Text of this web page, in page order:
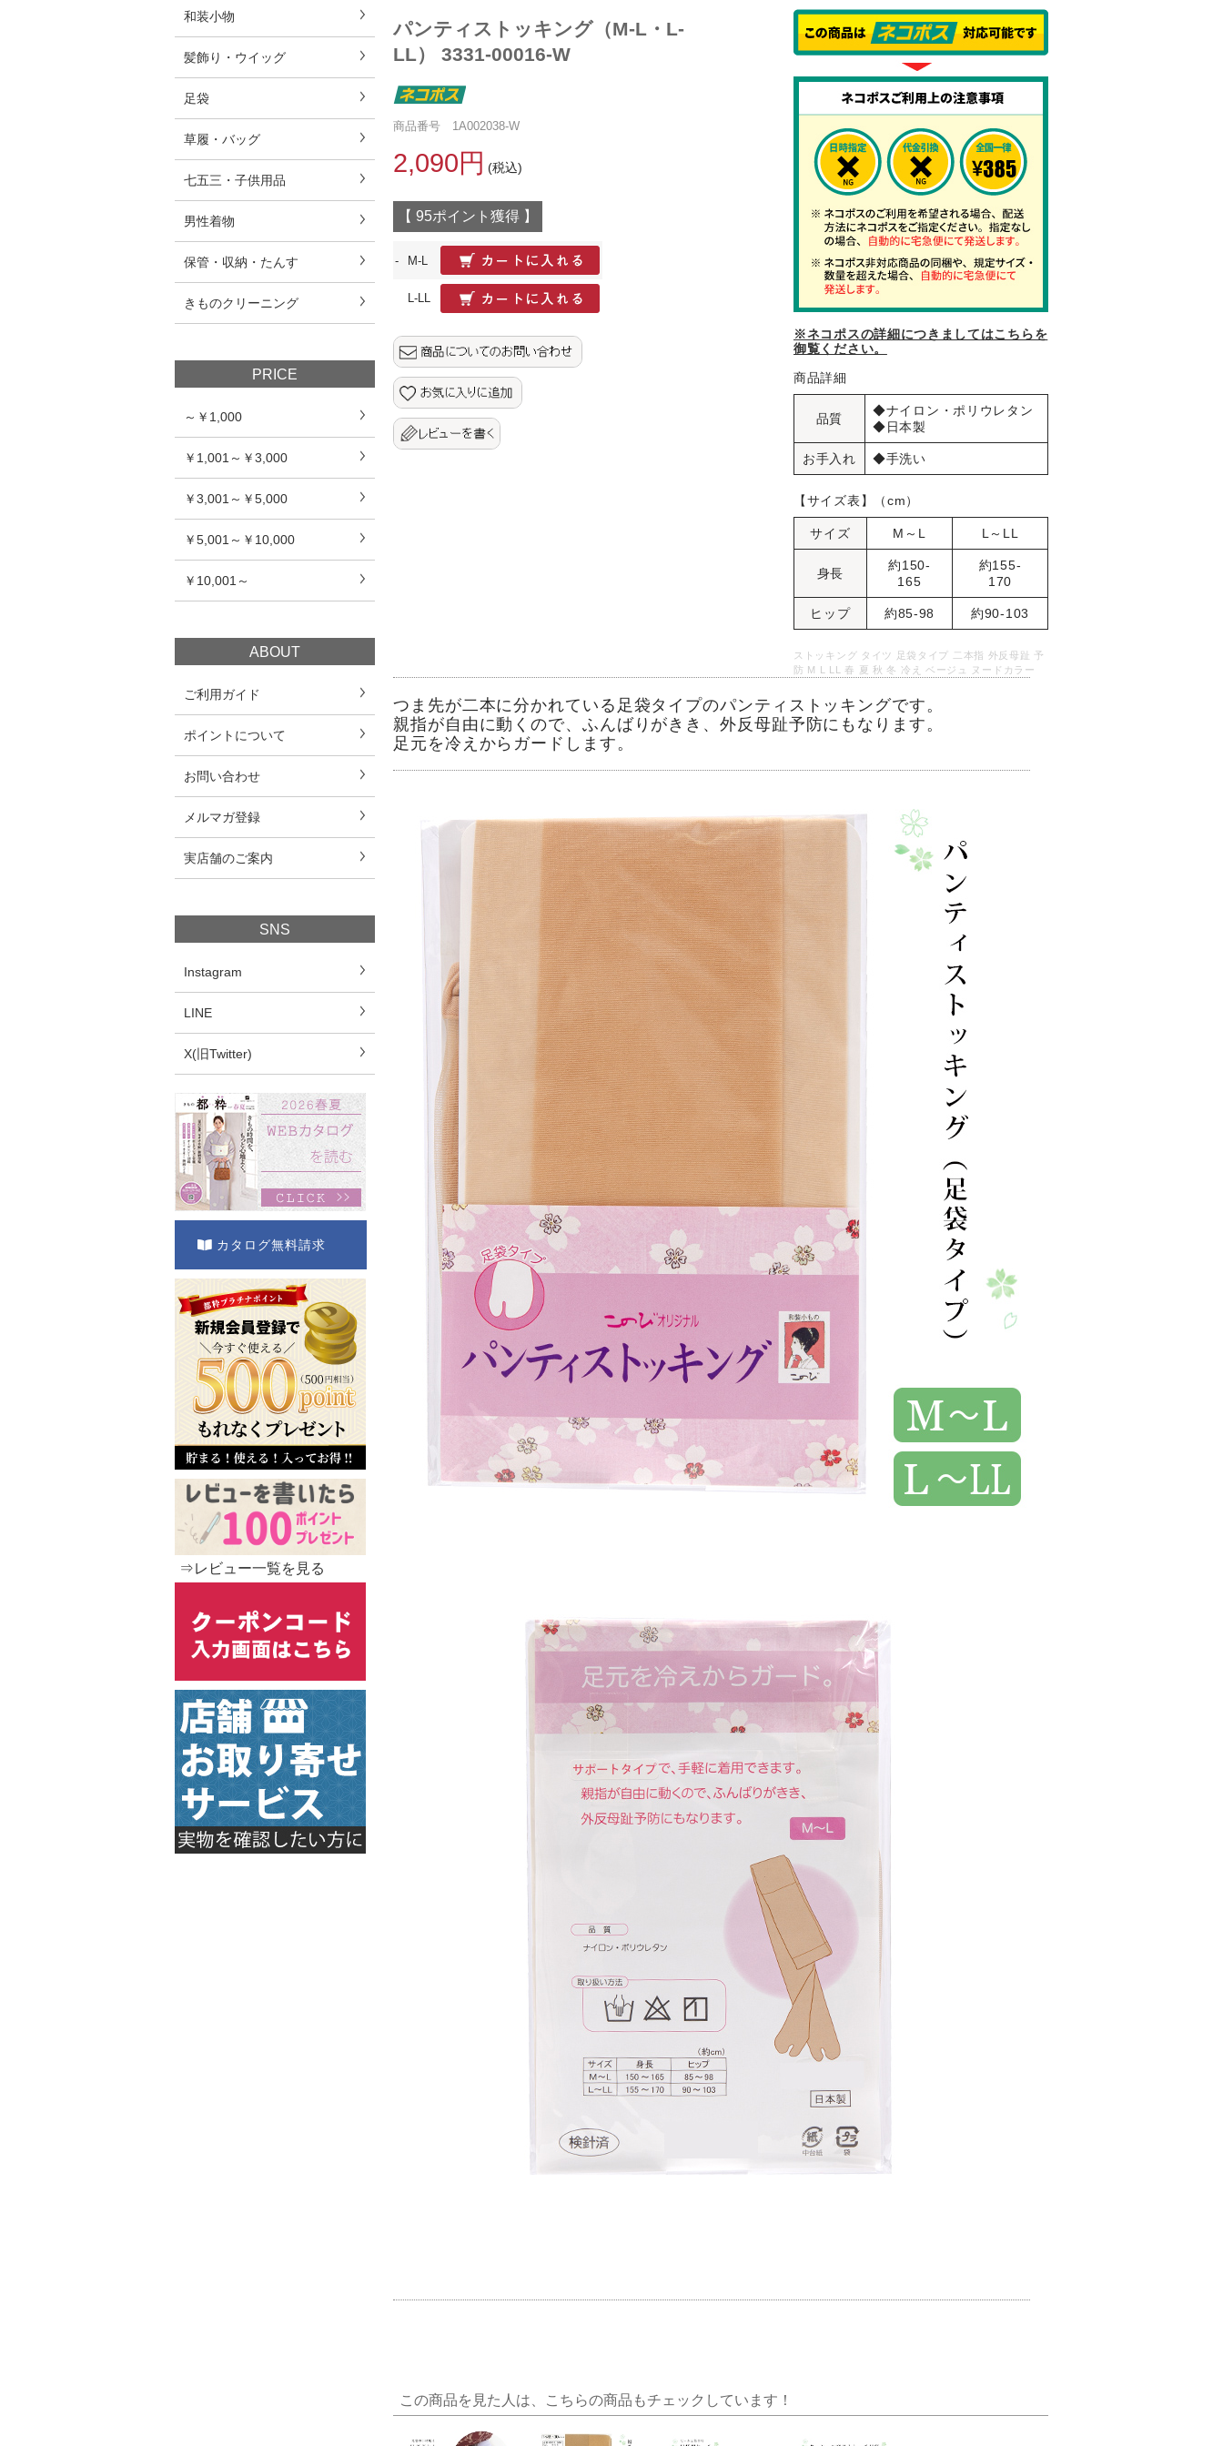
和装小物
髪飾り・ウイッグ
足袋
草履・バッグ
七五三・子供用品
男性着物
保管・収納・たんす
きものクリーニング
PRICE
～￥1,000
￥1,001～￥3,000
￥3,001～￥5,000
￥5,001～￥10,000
￥10,001～
ABOUT
ご利用ガイド
ポイントについて
お問い合わせ
メルマガ登録
実店舗のご案内
SNS
Instagram
LINE
X(旧Twitter)
カタログ無料請求
⇒レビュー一覧を見る
※ネコポスの詳細につきましてはこちらを
御覧ください。
商品詳細
品質
◆ナイロン・ポリウレタン
◆日本製
お手入れ ◆手洗い
【サイズ表】（cm）
サイズ M～L L～LL
身長
約150-
165
約155-
170
ヒップ 約85-98 約90-103
ストッキング タイツ 足袋タイプ 二本指 外反母趾 予
防 M L LL 春 夏 秋 冬 冷え ベージュ ヌードカラー
パンティストッキング（M-L・L-
LL） 3331-00016-W
商品番号 1A002038-W
2,090円 (税込)
【 95ポイント獲得 】
- M-L
L-LL
つま先が二本に分かれている足袋タイプのパンティストッキングです。
親指が自由に動くので、ふんばりがきき、外反母趾予防にもなります。
足元を冷えからガードします。
この商品を見た人は、こちらの商品もチェックしています！